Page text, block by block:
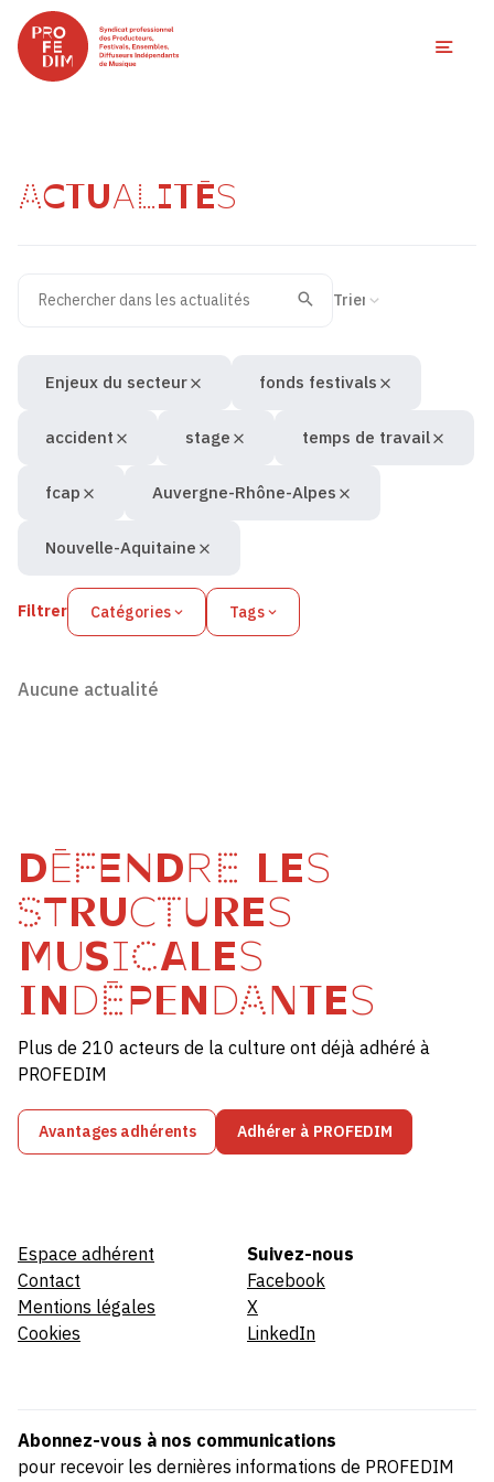
ACTUALITÉS
Recherche
Valider
Filtrer Catégories Tags
Enjeux du secteur fonds festivals
accident stage temps de travail
fcap Auvergne-Rhône-Alpes
Nouvelle-Aquitaine
Aucune actualité
DÉFENDRE LES
STRUCTURES
MUSICALES
INDÉPENDANTES
Plus de 210 acteurs de la culture ont déjà adhéré à
PROFEDIM
Avantages adhérents Adhérer à PROFEDIM
Espace adhérent
Contact
Mentions légales
Cookies
Suivez-nous
Facebook
X
LinkedIn
Abonnez-vous à nos communications
pour recevoir les dernières informations de PROFEDIM